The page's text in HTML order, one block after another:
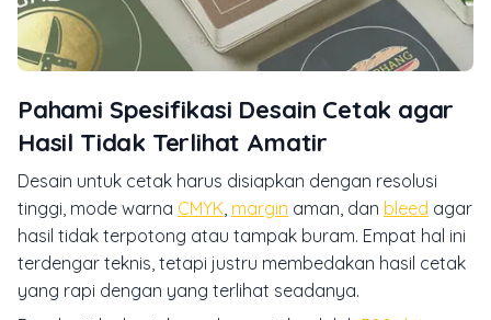
Pahami Spesifikasi Desain Cetak agar
Hasil Tidak Terlihat Amatir
Desain untuk cetak harus disiapkan dengan resolusi
tinggi, mode warna CMYK, margin aman, dan bleed agar
hasil tidak terpotong atau tampak buram. Empat hal ini
terdengar teknis, tetapi justru membedakan hasil cetak
yang rapi dengan yang terlihat seadanya.